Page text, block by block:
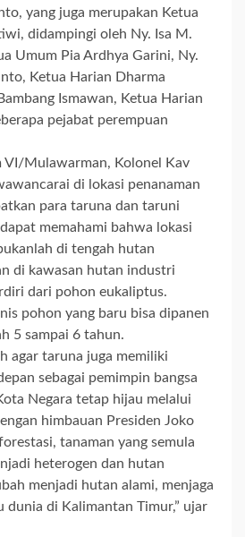
yang juga merupakan Ketua
didampingi oleh Ny. Isa M.
Umum Pia Ardhya Garini, Ny.
Ketua Harian Dharma
Ismawan, Ketua Harian
pejabat perempuan
VI/Mulawarman, Kolonel Kav
di lokasi penanaman
para taruna dan taruni
memahami bahwa lokasi
di tengah hutan
di kawasan hutan industri
dari pohon eukaliptus.
pohon yang baru bisa dipanen
5 sampai 6 tahun.
agar taruna juga memiliki
sebagai pemimpin bangsa
Negara tetap hijau melalui
himbauan Presiden Joko
tanaman yang semula
heterogen dan hutan
menjadi hutan alami, menjaga
dunia di Kalimantan Timur,” ujar